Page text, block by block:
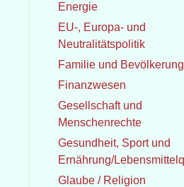
Energie
EU-, Europa- und
Neutralitätspolitik
Familie und Bevölkerung
Finanzwesen
Gesellschaft und
Menschenrechte
Gesundheit, Sport und
Ernährung/
Glaube / Religion